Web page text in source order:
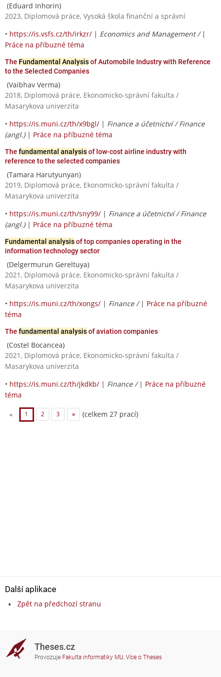
(Eduard Inhorin)
2023, Diplomová práce, Vysoká škola finanční a správní
• https://is.vsfs.cz/th/irkzr/ | Economics and Management / |
Práce na příbuzné téma
The Fundamental Analysisof Automobile Industry with Reference
to the Selected Companies
(Vaibhav Verma)
2018, Diplomová práce, Ekonomicko-správní fakulta /
Masarykova univerzita
• https://is.muni.cz/th/x9bgl/ | Finance a účetnictví / Finance
(angl.)| Práce na příbuzné téma
The fundamental analysisof low-cost airline industry with
reference to the selected companies
(Tamara Harutyunyan)
2019, Diplomová práce, Ekonomicko-správní fakulta /
Masarykova univerzita
• https://is.muni.cz/th/sny99/ | Finance a účetnictví / Finance
(angl.)| Práce na příbuzné téma
Fundamental analysisof top companies operating in the
information technology sector
(Delgermurun Gereltuya)
2021, Diplomová práce, Ekonomicko-správní fakulta /
Masarykova univerzita
• https://is.muni.cz/th/xongs/ | Finance / | Práce na příbuzné
téma
The fundamental analysisof aviation companies
(Costel Bocancea)
2021, Diplomová práce, Ekonomicko-správní fakulta /
Masarykova univerzita
• https://is.muni.cz/th/jkdkb/ | Finance / | Práce na příbuzné
téma
« 1 2 3 » (celkem 27 prací)
Další aplikace
Zpět na předchozí stranu
Theses.cz
Provozuje Fakulta informatiky MU, Více o Theses